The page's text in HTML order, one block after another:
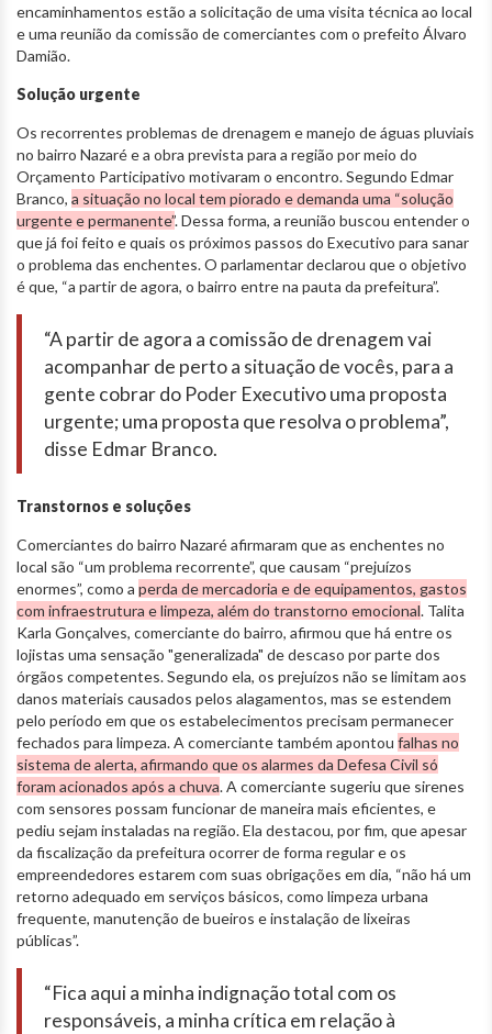
encaminhamentos estão a solicitação de uma visita técnica ao local
e uma reunião da comissão de comerciantes com o prefeito Álvaro
Damião.
Solução urgente
Os recorrentes problemas de drenagem e manejo de águas pluviais
no bairro Nazaré e a obra prevista para a região por meio do
Orçamento Participativo motivaram o encontro. Segundo Edmar
Branco, a situação no local tem piorado e demanda uma “solução
urgente e permanente”. Dessa forma, a reunião buscou entender o
que já foi feito e quais os próximos passos do Executivo para sanar
o problema das enchentes. O parlamentar declarou que o objetivo
é que, “a partir de agora, o bairro entre na pauta da prefeitura”.
“A partir de agora a comissão de drenagem vai
acompanhar de perto a situação de vocês, para a
gente cobrar do Poder Executivo uma proposta
urgente; uma proposta que resolva o problema”,
disse Edmar Branco.
Transtornos e soluções
Comerciantes do bairro Nazaré afirmaram que as enchentes no
local são “um problema recorrente”, que causam “prejuízos
enormes”, como a perda de mercadoria e de equipamentos, gastos
com infraestrutura e limpeza, além do transtorno emocional. Talita
Karla Gonçalves, comerciante do bairro, afirmou que há entre os
lojistas uma sensação "generalizada" de descaso por parte dos
órgãos competentes. Segundo ela, os prejuízos não se limitam aos
danos materiais causados pelos alagamentos, mas se estendem
pelo período em que os estabelecimentos precisam permanecer
fechados para limpeza. A comerciante também apontou falhas no
sistema de alerta, afirmando que os alarmes da Defesa Civil só
foram acionados após a chuva. A comerciante sugeriu que sirenes
com sensores possam funcionar de maneira mais eficientes, e
pediu sejam instaladas na região. Ela destacou, por fim, que apesar
da fiscalização da prefeitura ocorrer de forma regular e os
empreendedores estarem com suas obrigações em dia, “não há um
retorno adequado em serviços básicos, como limpeza urbana
frequente, manutenção de bueiros e instalação de lixeiras
públicas”.
“Fica aqui a minha indignação total com os
responsáveis, a minha crítica em relação à